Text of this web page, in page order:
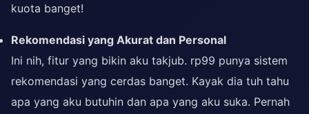
kuota banget!
Rekomendasi yang Akurat dan Personal
Ini nih, fitur yang bikin aku takjub. rp99 punya sistem
rekomendasi yang cerdas banget. Kayak dia tuh tahu
apa yang aku butuhin dan apa yang aku suka. Pernah